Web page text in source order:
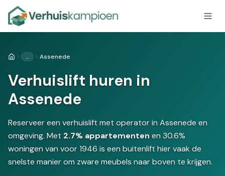
Home… Assenede
Verhuislift huren in
Assenede
Reserveer een verhuislift met operator in Assenede en
omgeving. Met 2.7% appartementen en 30.6%
woningen van voor 1946 is een buitenlift hier vaak de
snelste manier om zware meubels naar boven te krijgen.